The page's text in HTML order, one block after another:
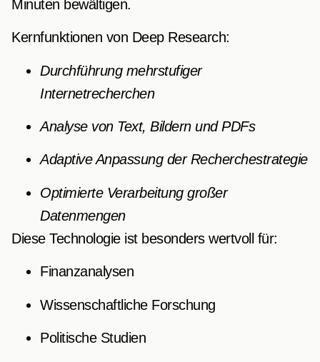
Minuten bewältigen.
Kernfunktionen von Deep Research:
Durchführung mehrstufiger
Internetrecherchen
Analyse von Text, Bildern und PDFs
Adaptive Anpassung der Recherchestrategie
Optimierte Verarbeitung großer
Datenmengen
Diese Technologie ist besonders wertvoll für:
Finanzanalysen
Wissenschaftliche Forschung
Politische Studien